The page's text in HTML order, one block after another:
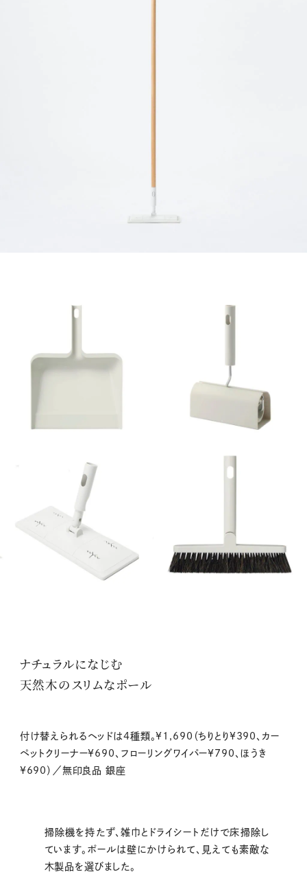
ナチュラルになじむ
天然木のスリムなポール
付け替えられるヘッドは4種類。¥1,690（ちりとり¥390、カー
ペットクリーナー¥690、フローリングワイパー¥790、ほうき
¥690）／無印良品 銀座
掃除機を持たず、雑巾とドライシートだけで床掃除し
ています。ポールは壁にかけられて、見えても素敵な
木製品を選びました。